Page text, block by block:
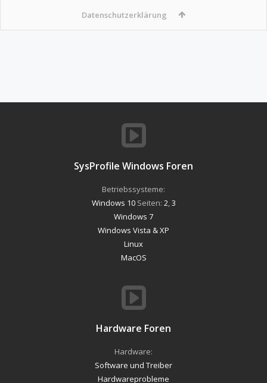
Datenschutzerklärung
SysProfile Windows Foren
Betriebssysteme:
Windows 10Seiten: 2 3
Windows 7
Windows Vista & XP
Linux
MacOS
Hardware Foren
Hardware:
Software und Treiber
Hardwareprobleme